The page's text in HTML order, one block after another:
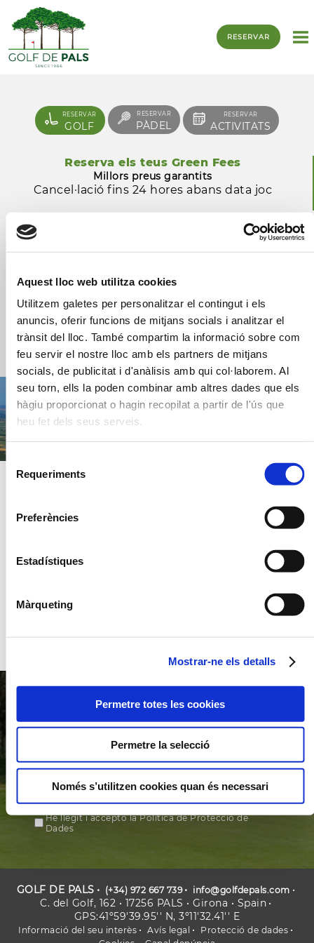
Aquest lloc web utilitza cookies
Utilitzem galetes per personalitzar el contingut i els
anuncis, oferir funcions de mitjans socials i analitzar el
trànsit del lloc. També compartim la informació sobre com
feu servir el nostre lloc amb els partners de mitjans
socials, de publicitat i d'anàlisis amb qui col·laborem. Al
seu torn, ells la poden combinar amb altres dades que els
hàgiu proporcionat o hagin recopilat a partir de l'ús que
heu fet dels seus serveis.
Selecció
Requeriments
Preferències
Estadístiques
Màrqueting
Mostrar-ne els detalls
Permetre totes les cookies
Permetre la selecció
Només s’utilitzen cookies quan és necessari
RESERVAR
RESERVAR
GOLF
RESERVAR
PÀDEL
RESERVAR
ACTIVITATS
Reserva els teus Green Fees
Millors preus garantits
Cancel·lació fins 24 hores abans data joc
Forats
seu interès
Inscriu-te al butlletí, i rebràs gratuïtament
He llegit i accepto la Política de Protecció de
Dades
GOLF DE PALS (+34) 972 667 739 info@golfdepals.com
C. del Golf, 162 • 17256 PALS • Girona • Spain
GPS:41º59'39.95'' N, 3º11'32.41'' E
Informació del seu interès Avís legal
Protecció de dades